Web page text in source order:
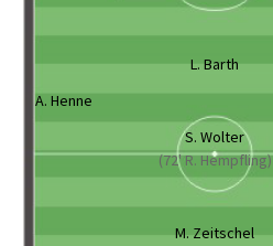
L. Barth
A. Henne
S. Wolter
(72' R. Hempfling)
M. Zeitschel